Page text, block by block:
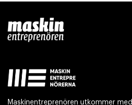
Maskinentreprenören utkommer med